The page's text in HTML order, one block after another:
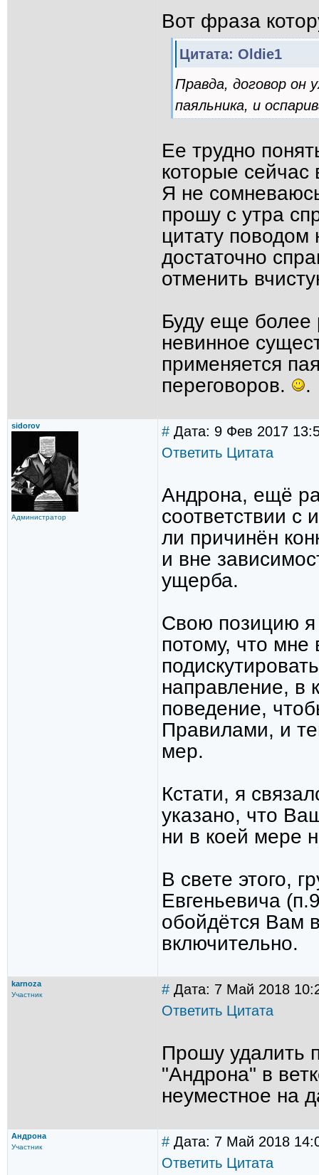
Вот фраза
Цитата: Oldie1
Правда, договор он
паяльника, и
Ее трудно
которые
Я не
прошу с утра
цитату
достаточно
отменить
Буду еще более
невинное
применяется
переговоров.
.
sidorov
Администратор
# Дата: 9 Фев 2017
Ответить Цитата
Андрона, ещё
соответствии с
ли причинён
и вне
ущерба.
Свою позицию я
потому, что мне
направление, в
поведение,
Правилами, и
мер.
Кстати, я
указано, что
ни в коей мере
В свете этого,
Евгеньевича
обойдётся Вам
включительно.
karnoza
Участник # Дата: 7 Май 2018
Ответить Цитата
Прошу удалить
"Андрона" в
неуместное на
Андрона
Участник # Дата: 7 Май 2018
Ответить Цитата